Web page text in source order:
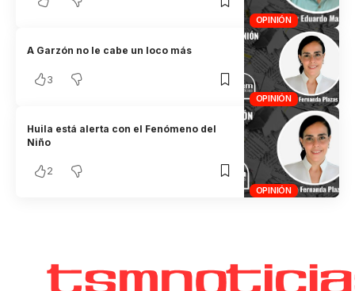
OPINIÓN
OPINIÓN
A Garzón no le cabe un loco más
3
OPINIÓN
Huila está alerta con el Fenómeno del
Niño
2